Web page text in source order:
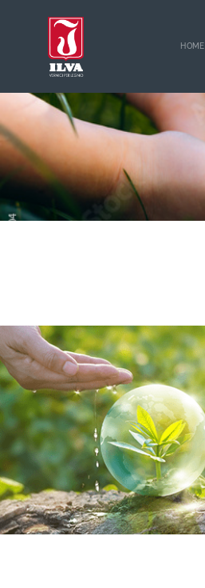
HOME